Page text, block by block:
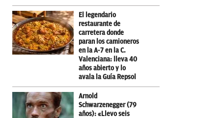
El legendario
restaurante de
carretera donde
paran los camioneros
en la A-7 en la C.
Valenciana: lleva 40
años abierto y lo
avala la Guía Repsol
Arnold
Schwarzenegger (79
años): «Llevo seis